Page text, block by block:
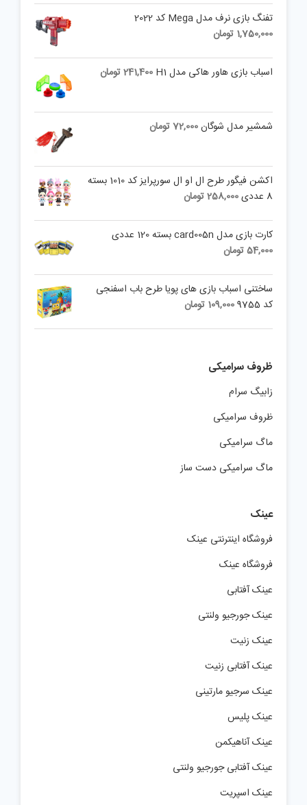
تفنگ بازی نرف مدل Mega کد 2022
1,750,000 تومان
اسباب بازی هاور هاکی مدل H1 241,400تومان
شمشیر مدل شوگان72,000تومان
اکشن فیگور طرح ال او ال سورپرایز کد 1010 بسته
8 عددی
258,000تومان
کارت بازی مدل card005n بسته 120 عددی
54,000تومان
ساختنی اسباب بازی های پویا طرح باب اسفنجی
کد 9755
109,000 تومان
ظروف سرامیکی
زابیگ سرام
ظروف سرامیکی
ماگ سرامیکی
ماگ سرامیکی دست ساز
عینک
فروشگاه اینترنتی عینک
فروشگاه عینک
عینک آفتابی
عینک جورجیو ولنتی
عینک زنیت
عینک آفتابی زنیت
عینک سرجیو مارتینی
عینک پلیس
عینک آناهیکمن
عینک آفتابی جورجیو ولنتی
عینک اسپریت